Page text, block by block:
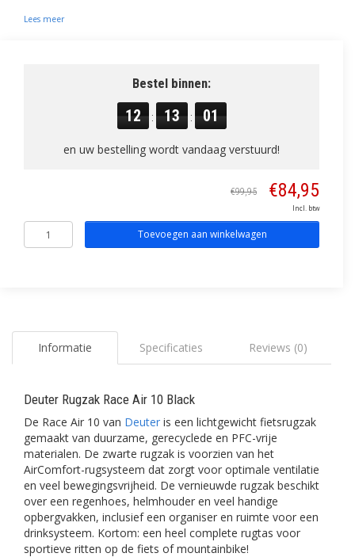
Lees meer
Bestel binnen:
12 : 13 : 00
en uw bestelling wordt vandaag verstuurd!
€99,95 €84,95
Incl. btw
Toevoegen aan winkelwagen
Informatie Specificaties Reviews (0)
Deuter Rugzak Race Air 10 Black
De Race Air 10 van Deuter is een lichtgewicht fietsrugzak
gemaakt van duurzame, gerecyclede en PFC-vrije
materialen. De zwarte rugzak is voorzien van het
AirComfort-rugsysteem dat zorgt voor optimale ventilatie
en veel bewegingsvrijheid. De vernieuwde rugzak beschikt
over een regenhoes, helmhouder en veel handige
opbergvakken, inclusief een organiser en ruimte voor een
drinksysteem. Kortom: een heel complete rugtas voor
sportieve ritten op de fiets of mountainbike!